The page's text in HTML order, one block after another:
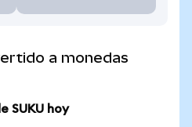
a monedas
SUKU hoy